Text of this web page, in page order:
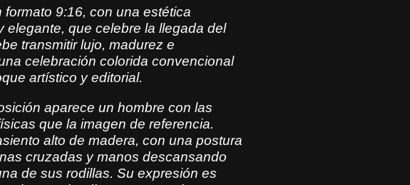
descansando de forma natural sobre
es segura, con una ligera
a la cámara, transmitiendo
Lleva una camisa blanca de
con las mangas ligeramente dobladas
de sastrería blancos ajustados
blanco brillante. El conjunto debe
está compuesto
9:16, con una estética
elegante, que celebre la llegada del
transmitir lujo, madurez e
celebración colorida convencional
artístico y editorial.
aparece un hombre con las
que la imagen de referencia.
alto de madera, con una postura
cruzadas y manos descansando
de sus rodillas. Su expresión es